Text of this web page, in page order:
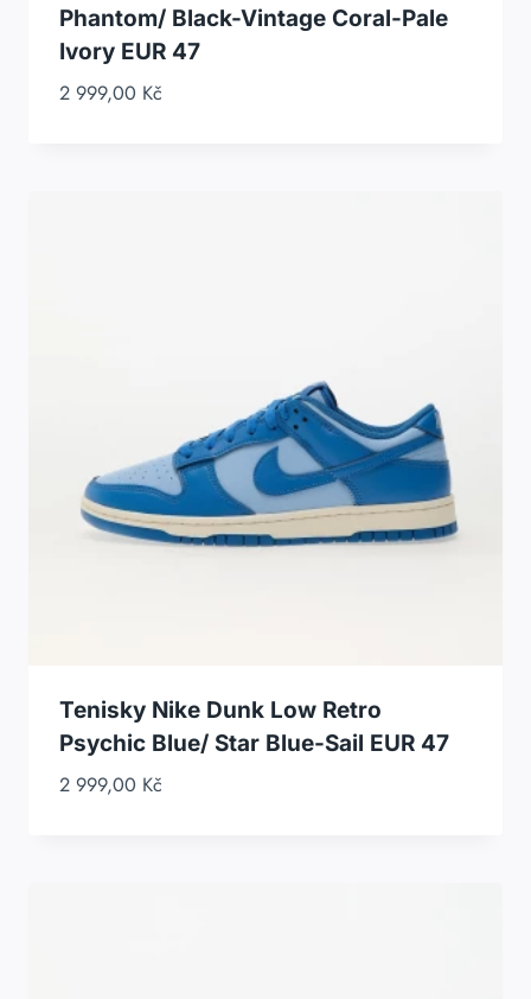
Phantom/ Black-Vintage Coral-Pale
Ivory EUR 47
2 999,00 Kč
Tenisky Nike Dunk Low Retro
Psychic Blue/ Star Blue-Sail EUR 47
2 999,00 Kč